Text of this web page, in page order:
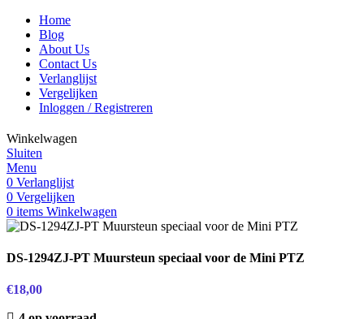
Home
Blog
About Us
Contact Us
Verlanglijst
Vergelijken
Inloggen / Registreren
Winkelwagen
Sluiten
Menu
0 Verlanglijst
0 Vergelijken
0 items Winkelwagen
DS-1294ZJ-PT Muursteun speciaal voor de Mini PTZ
€18,00